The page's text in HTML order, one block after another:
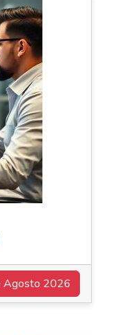
Agosto 2026